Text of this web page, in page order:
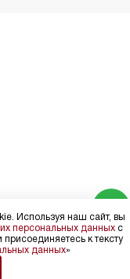
Используя наш сайт, вы
персональных данныхс
к тексту
данных»